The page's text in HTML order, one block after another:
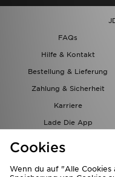
FAQs
Hilfe & Kontakt
Bestellung & Lieferung
Zahlung & Sicherheit
Karriere
Lade Die App
Cookies
Wenn du auf "Alle